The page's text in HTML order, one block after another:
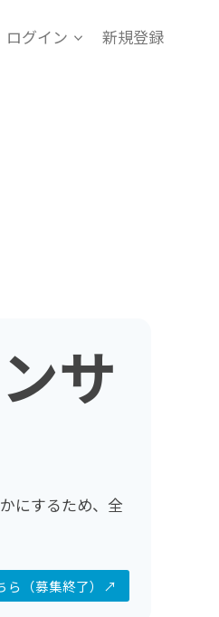
ログイン 新規登録
サ
にするため、全
ら（募集終了）↗